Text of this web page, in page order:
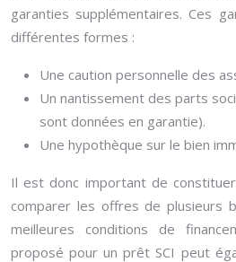
garanties supplémentaires. Ces
différentes formes :
Une caution personnelle des
Un nantissement des parts
sont données en garantie).
Une hypothèque sur le bien
Il est donc important de
comparer les offres de plusieurs
meilleures conditions de
proposé pour un prêt SCI peut